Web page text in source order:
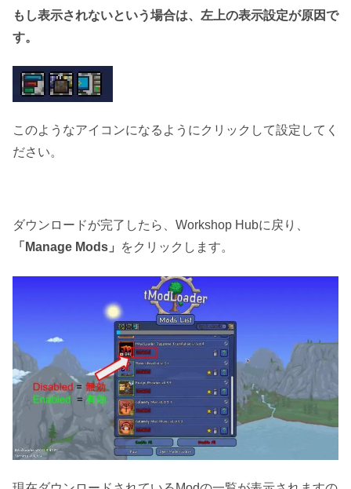
もし表示されないという場合は、左上の表示設定が原因で
す。
このようなアイコンになるようにクリックして設定してく
ださい。
ダウンロードが完了したら、Workshop Hubに戻り、
「Manage Mods」
をクリックします。